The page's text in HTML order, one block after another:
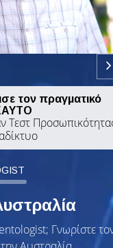
Video
τον πραγματικό
Τεστ
Γνωρίστε